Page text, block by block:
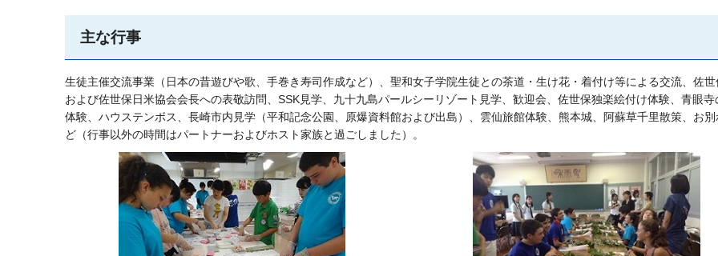
主な行事
生徒主催交流事業（日本の昔遊びや歌、手巻き寿司作成など）、聖和女子学院生徒との茶道・生け花・着付け等による交流、佐
および佐世保日米協会会長への表敬訪問、SSK見学、九十九島パールシーリゾート見学、歓迎会、佐世保独楽絵付け体験、青眼寺
体験、ハウステンボス、長崎市内見学（平和記念公園、原爆資料館および出島）、雲仙旅館体験、熊本城、阿蘇草千里散策、お
ど（行事以外の時間はパートナーおよびホスト家族と過ごしました）。